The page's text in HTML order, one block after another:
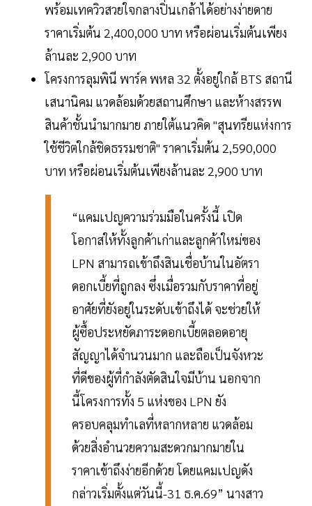
พร้อมเทควิวสวยใจกลางปิ่นเกล้าได้อย่างง่ายดาย
ราคาเริ่มต้น 2,400,000 บาท หรือผ่อนเริ่มต้นเพียง
ล้านละ 2,900 บาท
โครงการลุมพินี พาร์ค พหล 32 ตั้งอยู่ใกล้ BTS สถานี
เสนานิคม แวดล้อมด้วยสถานศึกษา และห้างสรรพ
สินค้าชั้นนำมากมาย ภายใต้แนวคิด "สุนทรียแห่งการ
ใช้ชีวิตใกล้ชิดธรรมชาติ" ราคาเริ่มต้น 2,590,000
บาท หรือผ่อนเริ่มต้นเพียงล้านละ 2,900 บาท
“แคมเปญความร่วมมือในครั้งนี้ เปิด
โอกาสให้ทั้งลูกค้าเก่าและลูกค้าใหม่ของ
LPN สามารถเข้าถึงสินเชื่อบ้านในอัตรา
ดอกเบี้ยที่ถูกลง ซึ่งเมื่อรวมกับราคาที่อยู่
อาศัยที่ยังอยู่ในระดับเข้าถึงได้ จะช่วยให้
ผู้ซื้อประหยัดภาระดอกเบี้ยตลอดอายุ
สัญญาได้จำนวนมาก และถือเป็นจังหวะ
ที่ดีของผู้ที่กำลังตัดสินใจมีบ้าน นอกจาก
นี้โครงการทั้ง 5 แห่งของ LPN ยัง
ครอบคลุมทำเลที่หลากหลาย แวดล้อม
ด้วยสิ่งอำนวยความสะดวกมากมายใน
ราคาเข้าถึงง่ายอีกด้วย โดยแคมเปญดัง
กล่าวเริ่มตั้งแต่วันนี้-31 ธ.ค.69” นางสาว